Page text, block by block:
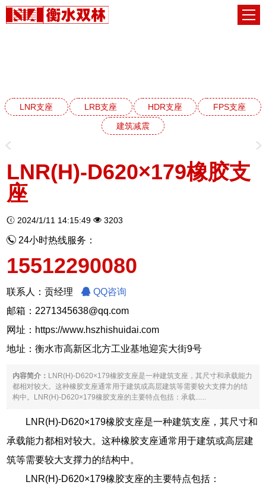
LNR支座 LRB支座 HDR支座
FPS支座
建筑减震
LNR(H)-D620×179橡胶支
座
2024/1/11 14:15:49 3203
24小时热线服务：
15512290080
联系人：贡经理
QQ咨询
邮箱：2271345638@qq.com
网址： https://www.hszhishuidai.com
地址：衡水市高新区北方工业基地迎宾大街9号
内容简介： LNR(H)-D620×179橡胶支座是一种建筑支座，其尺寸和承载能力
都相对较大。这种橡胶支座通常用于建筑或高层建筑等需要较大支撑力的结
构中。LNR(H)-D620×179橡胶支座的主要特点包括：承载......
LNR(H)-D620×179橡胶支座是一种建筑支座，其尺寸和
承载能力都相对较大。这种橡胶支座通常用于建筑或高层建
筑等需要较大支撑力的结构中。
LNR(H)-D620×179橡胶支座的主要特点包括：